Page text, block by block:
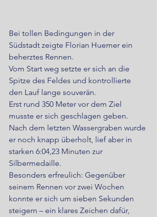
Bei tollen Bedingungen in der
Südstadt zeigte Florian Huemer ein
beherztes Rennen.
Vom Start weg setzte er sich an die
Spitze des Feldes und kontrollierte
den Lauf lange souverän.
Erst rund 350 Meter vor dem Ziel
musste er sich geschlagen geben.
Nach dem letzten Wassergraben wurde
er noch knapp überholt, lief aber in
starken 6:04,23 Minuten zur
Silbermedaille.
Besonders erfreulich: Gegenüber
seinem Rennen vor zwei Wochen
konnte er sich um sieben Sekunden
steigern – ein klares Zeichen dafür,